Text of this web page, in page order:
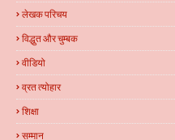
लेखक परिचय
विद्धुत और चुम्बक
वीडियो
व्रत त्योहार
शिक्षा
सम्मान